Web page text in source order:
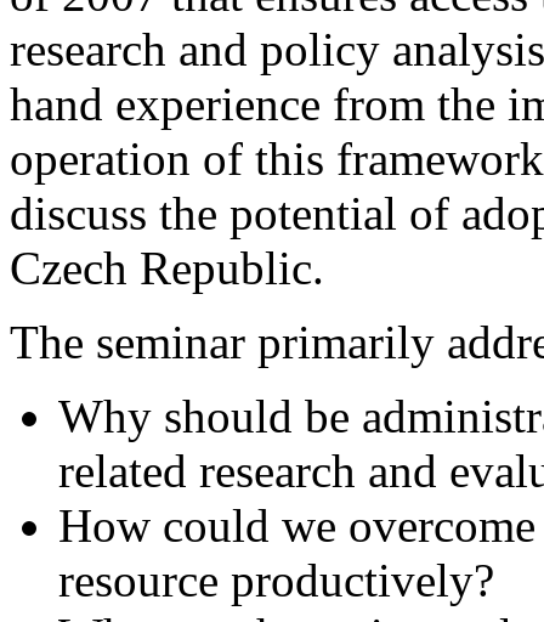
research and policy
hand experience from the
operation of this
discuss the potential of
Czech Republic.
The seminar primarily
Why should be
related research and
How could we
resource productively?